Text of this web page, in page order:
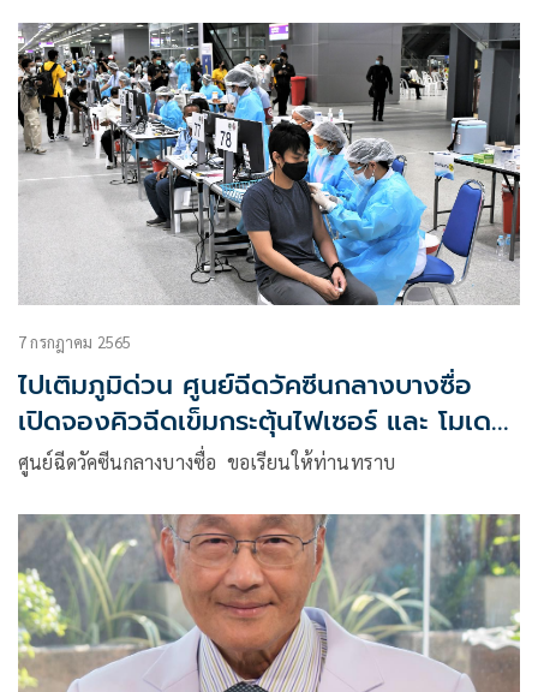
7 กรกฎาคม 2565
ไปเติมภูมิด่วน ศูนย์ฉีดวัคซีนกลางบางซื่อ
เปิดจองคิวฉีดเข็มกระตุ้นไฟเซอร์ และ โมเด
อร์นา
ศูนย์ฉีดวัคซีนกลางบางซื่อ ขอเรียนให้ท่านทราบ